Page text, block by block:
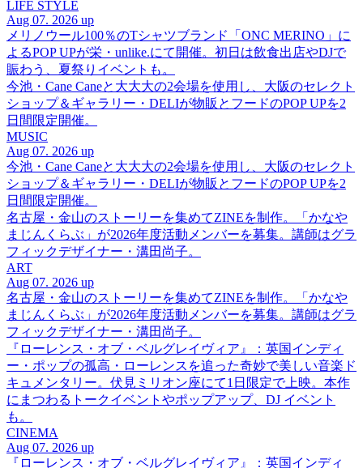
LIFE STYLE
Aug 07. 2026 up
メリノウール100％のTシャツブランド「ONC MERINO」に
よるPOP UPが栄・unlike.にて開催。初日は飲食出店やDJで
賑わう、夏祭りイベントも。
今池・Cane Caneと大大大の2会場を使用し、大阪のセレクト
ショップ＆ギャラリー・DELIが物販とフードのPOP UPを2
日間限定開催。
MUSIC
Aug 07. 2026 up
今池・Cane Caneと大大大の2会場を使用し、大阪のセレクト
ショップ＆ギャラリー・DELIが物販とフードのPOP UPを2
日間限定開催。
名古屋・金山のストーリーを集めてZINEを制作。「かなや
まじんくらぶ」が2026年度活動メンバーを募集。講師はグラ
フィックデザイナー・溝田尚子。
ART
Aug 07. 2026 up
名古屋・金山のストーリーを集めてZINEを制作。「かなや
まじんくらぶ」が2026年度活動メンバーを募集。講師はグラ
フィックデザイナー・溝田尚子。
『ローレンス・オブ・ベルグレイヴィア』：英国インディ
ー・ポップの孤高・ローレンスを追った奇妙で美しい音楽ド
キュメンタリー。伏見ミリオン座にて1日限定で上映。本作
にまつわるトークイベントやポップアップ、DJ イベント
も。
CINEMA
Aug 07. 2026 up
『ローレンス・オブ・ベルグレイヴィア』：英国インディ